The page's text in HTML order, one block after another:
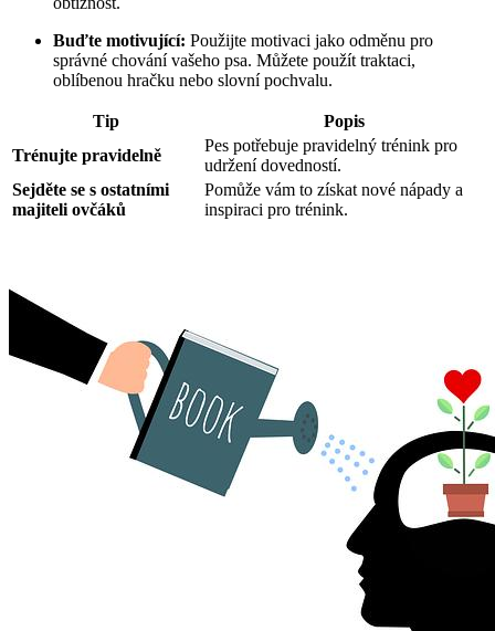
Buďte motivující: Použijte motivaci jako odměnu pro
správné chování vašeho psa. Můžete použít traktaci,
oblíbenou hračku nebo slovní pochvalu.
Tip
Popis
Trénujte pravidelně
Pes potřebuje pravidelný trénink pro
udržení dovedností.
Sejděte se s ostatními
majiteli ovčáků
Pomůže vám to získat nové nápady a
inspiraci pro trénink.